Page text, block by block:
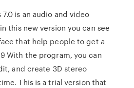
7.0 is an audio and video
this new version you can see
that help people to get a
With the program, you can
and create 3D stereo
This is a trial version that